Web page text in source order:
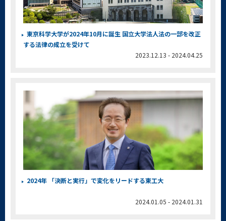
東京科学大学が2024年10月に誕生 国立大学法人法の一部を改正
する法律の成立を受けて
2023.12.13 - 2024.04.25
2024年 「決断と実行」で変化をリードする東工大
2024.01.05 - 2024.01.31